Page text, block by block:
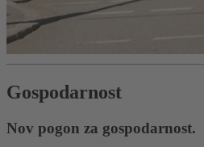
Gospodarnost
Nov pogon za gospodarnost.